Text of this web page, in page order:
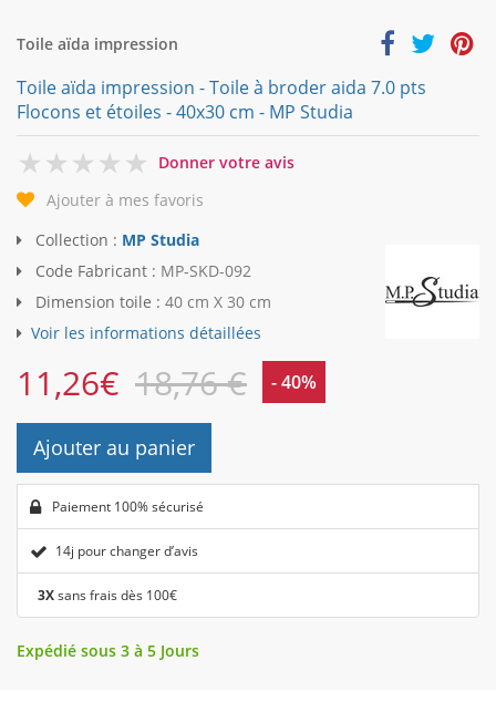
Toile aïda impression
Toile aïda impression - Toile à broder aida 7.0 pts
Flocons et étoiles - 40x30 cm - MP Studia
0
Donner votre avis
Ajouter à mes favoris
Collection : MP Studia
Code Fabricant : MP-SKD-092
Dimension toile : 40 cm X 30 cm
Voir les informations détaillées
11,26€ 18,76 € - 40%
Ajouter au panier
Paiement 100% sécurisé
14j pour changer d’avis
3Xsans frais dès 100€
Expédié sous 3 à 5 Jours